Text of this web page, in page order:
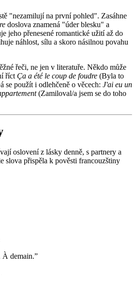
"nezamilují na první pohled". Zasáhne
doslova znamená "úder blesku" a
jeho přenesené romantické užití až do
náhlost, sílu a skoro násilnou povahu
řeči, ne jen v literatuře. Někdo může
říct Ça a été le coup de foudre (Byla to
se použít i odlehčeně o věcech: J'ai eu un
(Zamiloval/a jsem se do toho
oslovení z lásky denně, s partnery a
slova přispěla k pověsti francouzštiny
À demain.”